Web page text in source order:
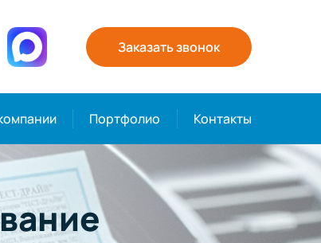
Заказать звонок
Портфолио Контакты